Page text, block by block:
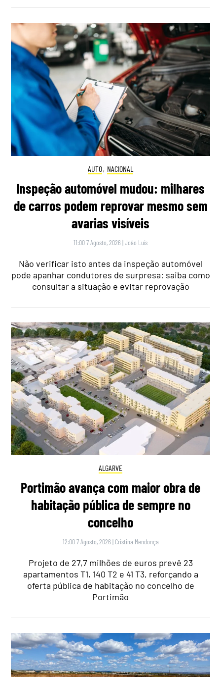
AUTO, NACIONAL
Inspeção automóvel mudou: milhares
de carros podem reprovar mesmo sem
avarias visíveis
11:00 7 Agosto, 2026 |João Luís
Não verificar isto antes da inspeção automóvel
pode apanhar condutores de surpresa: saiba como
consultar a situação e evitar reprovação
ALGARVE
Portimão avança com maior obra de
habitação pública de sempre no
concelho
12:00 7 Agosto, 2026 | Cristina Mendonça
Projeto de 27,7 milhões de euros prevê 23
apartamentos T1, 140 T2 e 41 T3, reforçando a
oferta pública de habitação no concelho de
Portimão